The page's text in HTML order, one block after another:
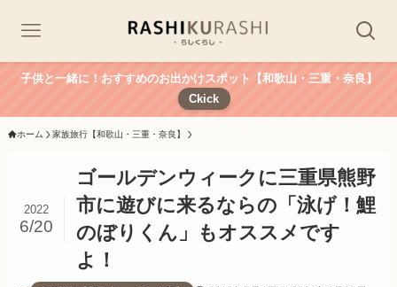
子供と一緒に！おすすめのお出かけスポット【和歌山・三重・奈良】
Ckick
ホーム 家族旅行【和歌山・三重・奈良】
ゴールデンウィークに三重県熊野
市に遊びに来るならの「泳げ！鯉
のぼりくん」もオススメです
よ！
2022
6/20